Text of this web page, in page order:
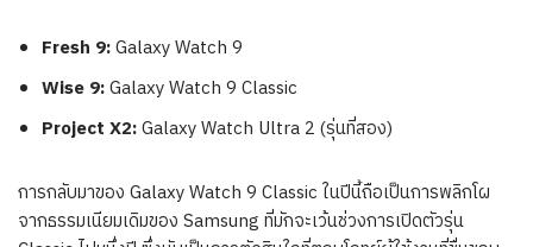
Fresh 9:Galaxy Watch 9
Wise 9:Galaxy Watch 9 Classic
Project X2:Galaxy Watch Ultra 2 (รุ่นที่สอง)
การกลับมาของ Galaxy Watch 9 Classic ในปีนี้ถือเป็นการพลิกโผ
จากธรรมเนียมเดิมของ Samsung ที่มักจะเว้นช่วงการเปิดตัวรุ่น